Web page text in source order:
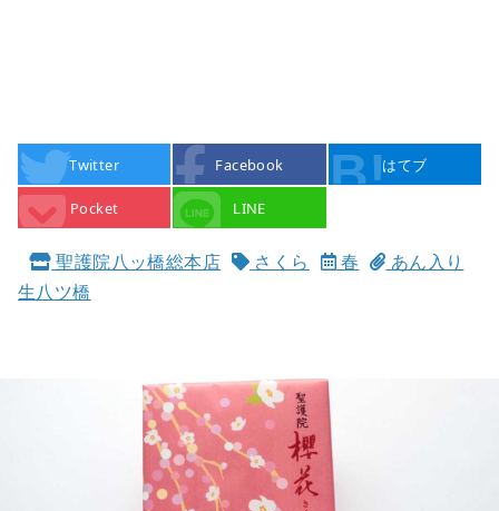
Twitter Facebook はてブ
Pocket LINE
聖護院八ッ橋総本店 さくら 春
あん入り
生八ツ橋